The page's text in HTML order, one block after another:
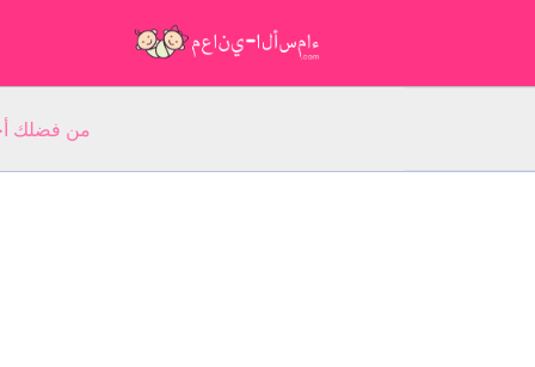
من فضلك أجب عن 5 أسئلة عن